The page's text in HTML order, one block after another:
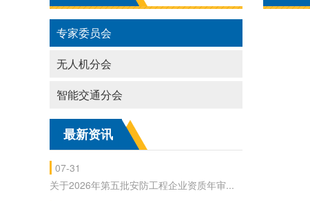
专家委员会
无人机分会
智能交通分会
最新资讯
07-31
关于2026年第五批安防工程企业资质年审...